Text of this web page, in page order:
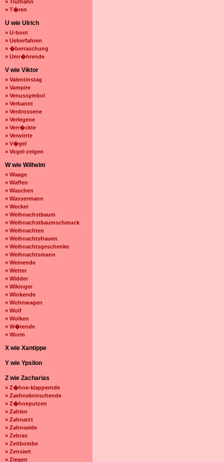
» Truthahn
» T�ren
U wie Ulrich
» U-boot
» Ueberfahren
» �berraschung
» Umr�hrende
V wie Viktor
» Valentinstag
» Vampire
» Venussymbol
» Verbannt
» Verdrossene
» Verlegene
» Verr�ckte
» Verwirrte
» V�gel
» Vogel-zeigen
W wie Wilhelm
» Waage
» Waffen
» Waschen
» Wassermann
» Wecker
» Weihnachstbaum
» Weihnachstbaumschmuck
» Weihnachten
» Weihnachtsfrauen
» Weihnachtsgeschenke
» Weihnachtsmann
» Weinende
» Wetter
» Widder
» Wikinger
» Winkende
» Wohnwagen
» Wolf
» Wolken
» W�tende
» Wurm
X wie Xantippe
Y wie Ypsilon
Z wie Zacharias
» Z�hne-klappernde
» Zaehneknirschende
» Z�hneputzen
» Zahlen
» Zahnarzt
» Zahnseide
» Zebras
» Zeitbombe
» Zensiert
» Ziegen